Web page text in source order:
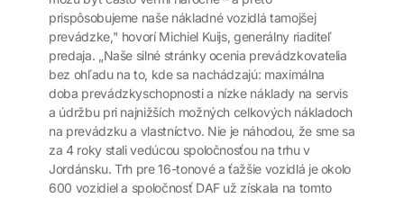
prispôsobujeme naše nákladné vozidlá tamojšej
prevádzke," hovorí Michiel Kuijs, generálny riaditeľ
predaja. „Naše silné stránky ocenia prevádzkovatelia
bez ohľadu na to, kde sa nachádzajú: maximálna
doba prevádzkyschopnosti a nízke náklady na servis
a údržbu pri najnižších možných celkových nákladoch
na prevádzku a vlastníctvo. Nie je náhodou, že sme sa
za 4 roky stali vedúcou spoločnosťou na trhu v
Jordánsku. Trh pre 16-tonové a ťažšie vozidlá je okolo
600 vozidiel a spoločnosť DAF už získala na tomto